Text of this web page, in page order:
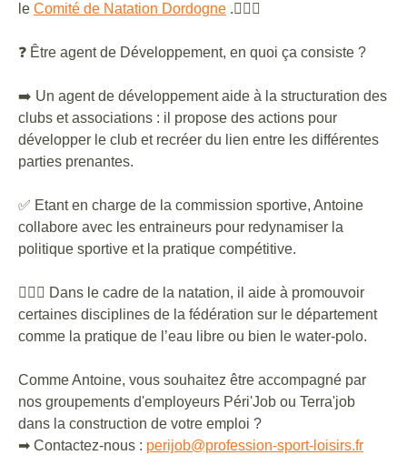
le Comité de Natation Dordogne .🏊🏻‍♂️
❓ Être agent de Développement, en quoi ça consiste ?
➡️ Un agent de développement aide à la structuration des
clubs et associations : il propose des actions pour
développer le club et recréer du lien entre les différentes
parties prenantes.
✅ Etant en charge de la commission sportive, Antoine
collabore avec les entraineurs pour redynamiser la
politique sportive et la pratique compétitive.
🏊🏻‍♂️ Dans le cadre de la natation, il aide à promouvoir
certaines disciplines de la fédération sur le département
comme la pratique de l’eau libre ou bien le water-polo.
Comme Antoine, vous souhaitez être accompagné par
nos groupements d'employeurs Péri'Job ou Terra'job
dans la construction de votre emploi ?
➡ Contactez-nous : perijob@profession-sport-loisirs.fr